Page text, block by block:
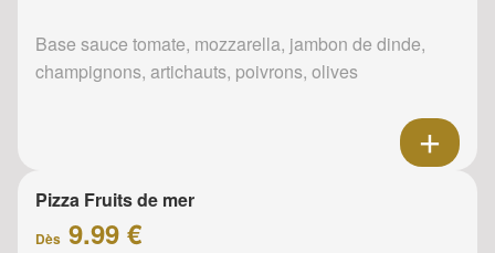
Base sauce tomate, mozzarella, jambon de dinde,
champignons, artichauts, poivrons, olives
Pizza Fruits de mer
Dès 9.99 €